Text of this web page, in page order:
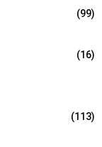
(99)
(16)
(113)